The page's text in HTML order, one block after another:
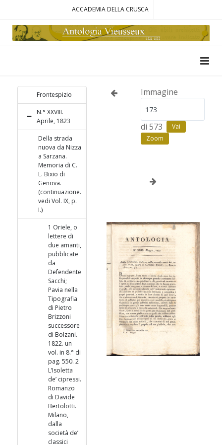
ACCADEMIA DELLA CRUSCA
Frontespizio
N.° XXVIII.
Aprile, 1823
Della strada
nuova da Nizza
a Sarzana.
Memoria di C.
L. Bixio di
Genova.
(continuazione.
vedi Vol. IX, p.
I.)
1 Oriele, o
lettere di
due amanti,
pubblicate
da
Defendente
Sacchi;
Pavia nella
Tipografia
di Pietro
Brizzoni
successore
di Bolzani.
1822. un
vol. in 8.° di
pag. 550. 2
L’Isoletta
de’ cipressi.
Romanzo
di Davide
Bertolotti.
Milano,
dalla
società de’
classici
Immagine
di 573
Vai
Zoom